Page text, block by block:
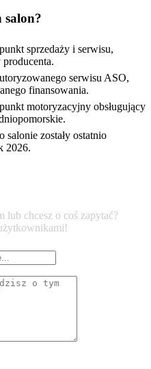
salon?
sprzedaży i serwisu,
serwisu ASO,
finansowania.
motoryzacyjny obsługujący
salonie zostały ostatnio
2026.
lub chcesz o coś zapytać?